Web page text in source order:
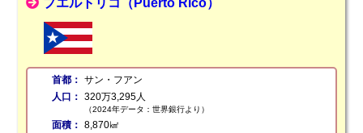
プエルトリコ（Puerto Rico）
首都： サン・フアン
人口： 320万3,295人
（2024年データ：世界銀行より）
面積： 8,870㎢